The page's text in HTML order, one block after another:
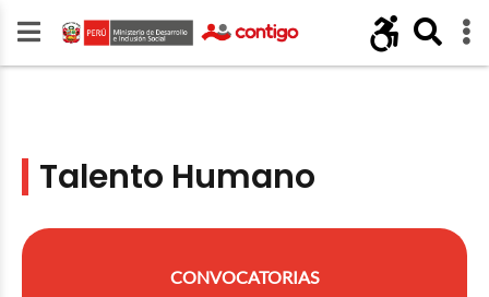
Talento Humano
CONVOCATORIAS